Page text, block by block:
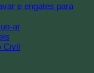
e engates para
ar
Civil